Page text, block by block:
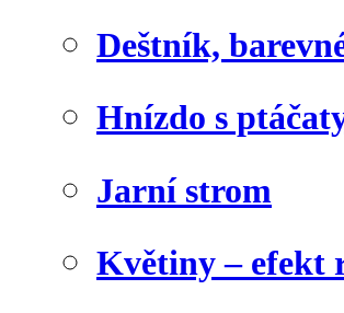
Deštník,
Hnízdo s
Jarní strom
Květiny – efekt